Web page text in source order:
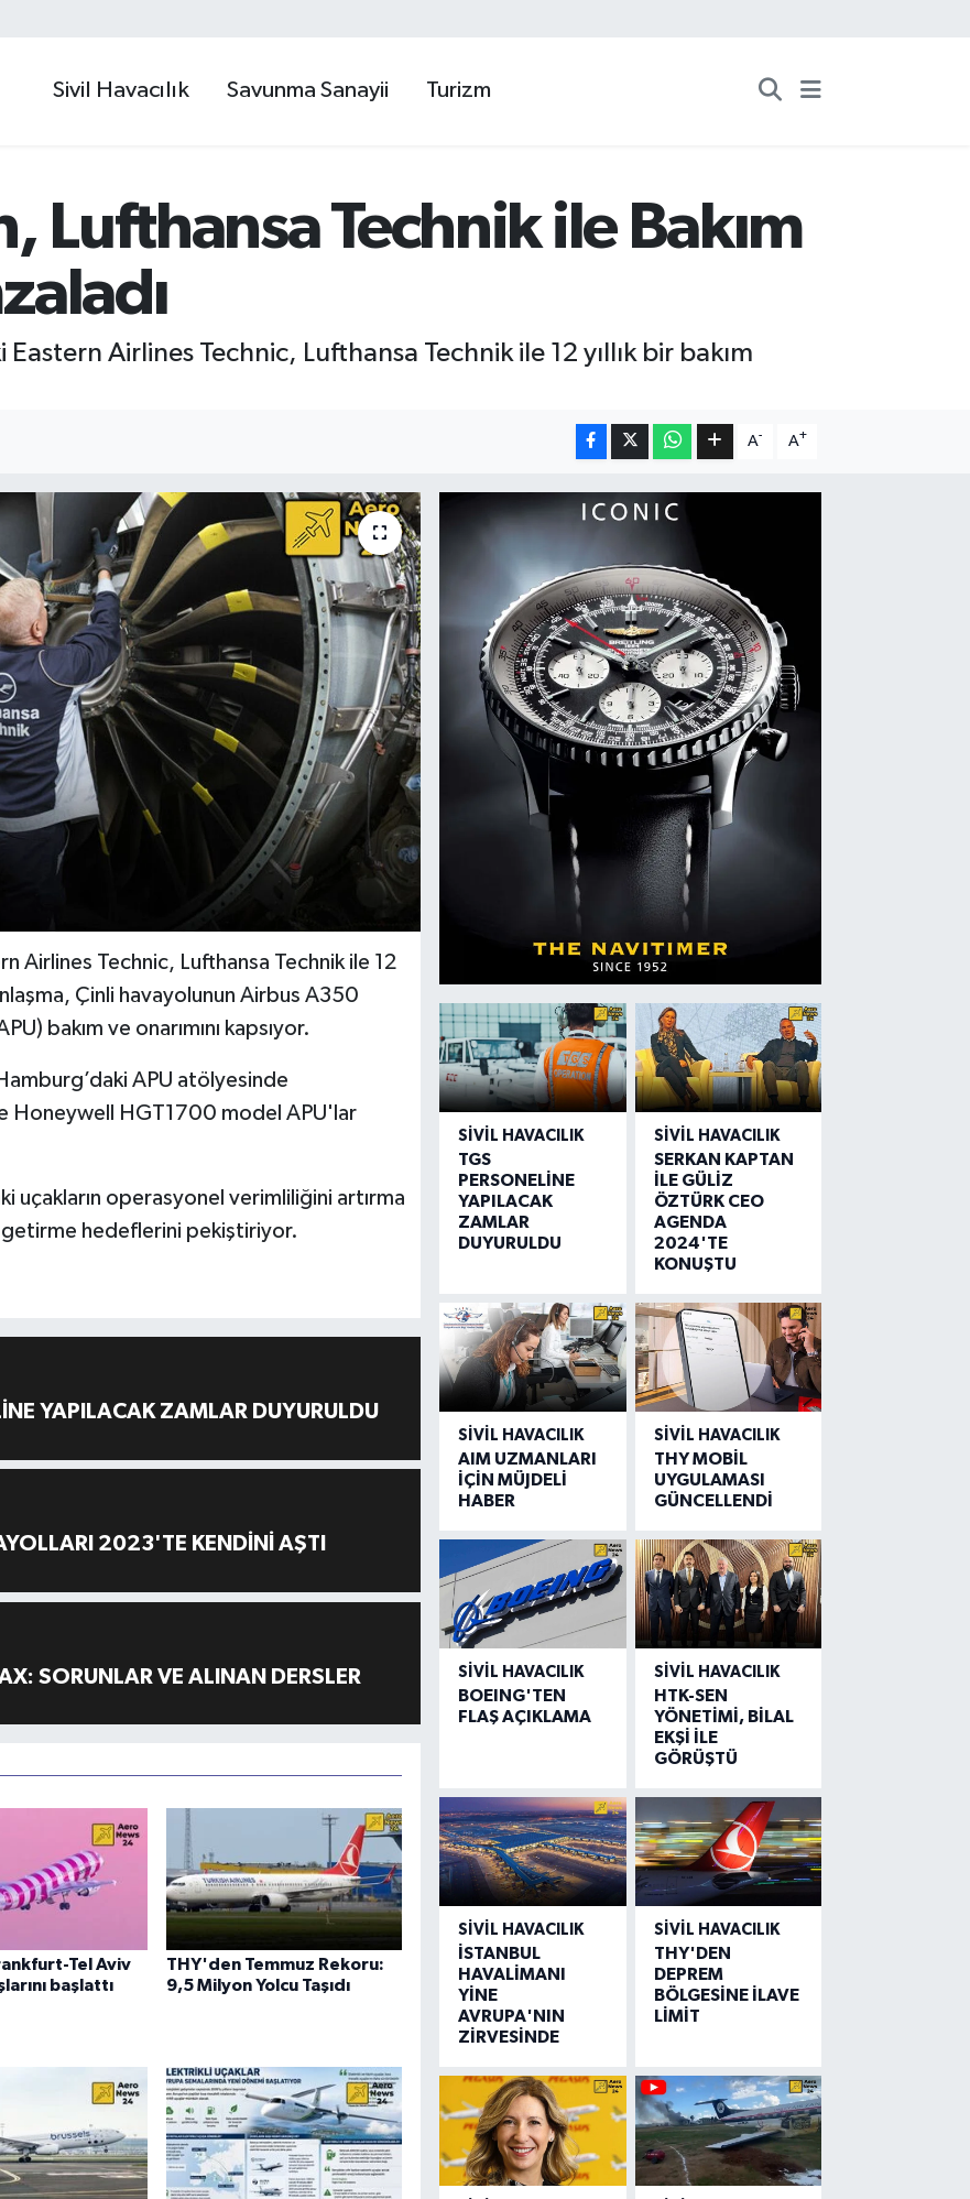
Sivil Havacılık Savunma Sanayii Turizm
Lufthansa Technik ile Bakım
Airlines Technic, Lufthansa Technik ile 12 yıllık bir bakım
A- A+
Airlines Technic, Lufthansa Technik ile 12
Çinli havayolunun Airbus A350
bakım ve onarımını kapsıyor.
APU atölyesinde
Honeywell HGT1700 model APU'lar
uçakların operasyonel verimliliğini artırma
getirme hedeflerini pekiştiriyor.
YAPILACAK ZAMLAR DUYURULDU
2023'TE KENDİNİ AŞTI
SORUNLAR VE ALINAN DERSLER
Tel Aviv
başlattı
THY'den Temmuz Rekoru:
9,5 Milyon Yolcu Taşıdı
SIVIL HAVACILIK
TGS
PERSONELİNE
YAPILACAK
ZAMLAR
DUYURULDU
SIVIL HAVACILIK
SERKAN KAPTAN
İLE GÜLİZ
ÖZTÜRK CEO
AGENDA
2024'TE
KONUŞTU
SIVIL HAVACILIK
AIM UZMANLARI
İÇİN MÜJDELİ
HABER
SIVIL HAVACILIK
THY MOBİL
UYGULAMASI
GÜNCELLENDİ
SIVIL HAVACILIK
BOEING'TEN
FLAŞ AÇIKLAMA
SIVIL HAVACILIK
HTK-SEN
YÖNETİMİ, BİLAL
EKŞİ İLE
GÖRÜŞTÜ
SIVIL HAVACILIK
İSTANBUL
HAVALİMANI
YİNE
AVRUPA'NIN
ZİRVESİNDE
SIVIL HAVACILIK
THY'DEN
DEPREM
BÖLGESİNE İLAVE
LİMİT